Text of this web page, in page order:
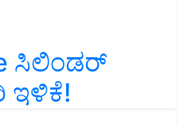
ಸಿಲಿಂಡರ್‌
ಇಳಿಕೆ!